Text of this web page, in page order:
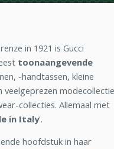
in 1921 is Gucci
toonaangevende
-handtassen, kleine
veelgeprezen modecollectie
collecties. Allemaal met
in Italy'.
hoofdstuk in haar